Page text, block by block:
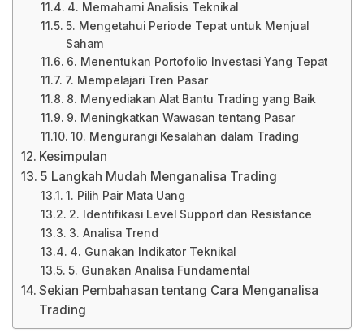
4. Memahami Analisis Teknikal
5. Mengetahui Periode Tepat untuk Menjual
Saham
6. Menentukan Portofolio Investasi Yang Tepat
7. Mempelajari Tren Pasar
8. Menyediakan Alat Bantu Trading yang Baik
9. Meningkatkan Wawasan tentang Pasar
10. Mengurangi Kesalahan dalam Trading
Kesimpulan
5 Langkah Mudah Menganalisa Trading
1. Pilih Pair Mata Uang
2. Identifikasi Level Support dan Resistance
3. Analisa Trend
4. Gunakan Indikator Teknikal
5. Gunakan Analisa Fundamental
Sekian Pembahasan tentang Cara Menganalisa
Trading